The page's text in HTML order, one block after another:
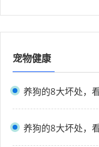
宠物健康